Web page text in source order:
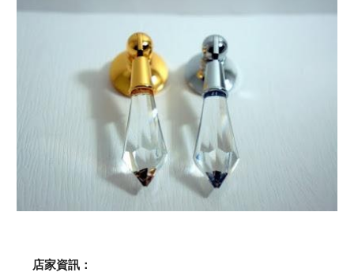
    店家資訊：